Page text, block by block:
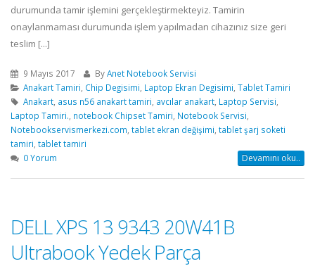
durumunda tamir işlemini gerçekleştirmekteyiz. Tamirin
onaylanmaması durumunda işlem yapılmadan cihazınız size geri
teslim [...]
9 Mayıs 2017 ByAnet Notebook Servisi
Anakart Tamiri Chip Degisimi Laptop Ekran Degisimi Tablet Tamiri
Anakart, asus n56 anakart tamiri avcılar anakart, Laptop Servisi
Laptop Tamiri. notebook Chipset Tamiri Notebook Servisi
Notebookservismerkezi.com tablet ekran değişimi tablet şarj soketi
tamiri tablet tamiri
0 Yorum
Devamını oku..
DELL XPS 13 9343 20W41B
Ultrabook Yedek Parça